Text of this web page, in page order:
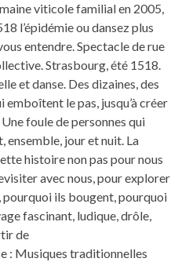
viticole familial en 2005,
l’épidémie ou dansez plus
entendre. Spectacle de rue
Strasbourg, été 1518.
et danse. Des dizaines, des
emboîtent le pas, jusqu’à créer
foule de personnes qui
ensemble, jour et nuit. La
histoire non pas pour nous
avec nous, pour explorer
pourquoi ils bougent, pourquoi
fascinant, ludique, drôle,
de
: Musiques traditionnelles